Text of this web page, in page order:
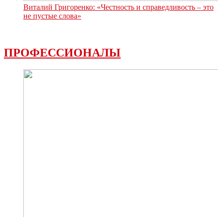
Виталий Григоренко: «Честность и справедливость – это
не пустые слова»
ПРОФЕССИОНАЛЫ